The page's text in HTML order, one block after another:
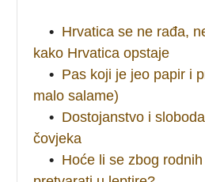
• Hrvatica se ne rađa,
kako Hrvatica opstaje
• Pas koji je jeo papir i
malo salame)
• Dostojanstvo i
čovjeka
• Hoće li se zbog